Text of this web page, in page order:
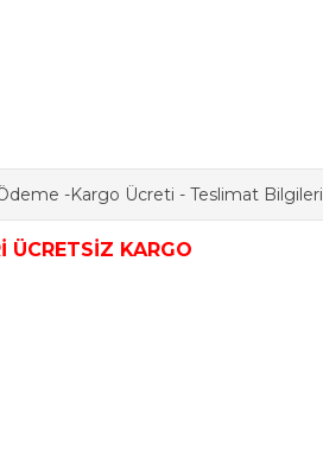
-Kargo Ücreti - Teslimat Bilgileri
KARGO